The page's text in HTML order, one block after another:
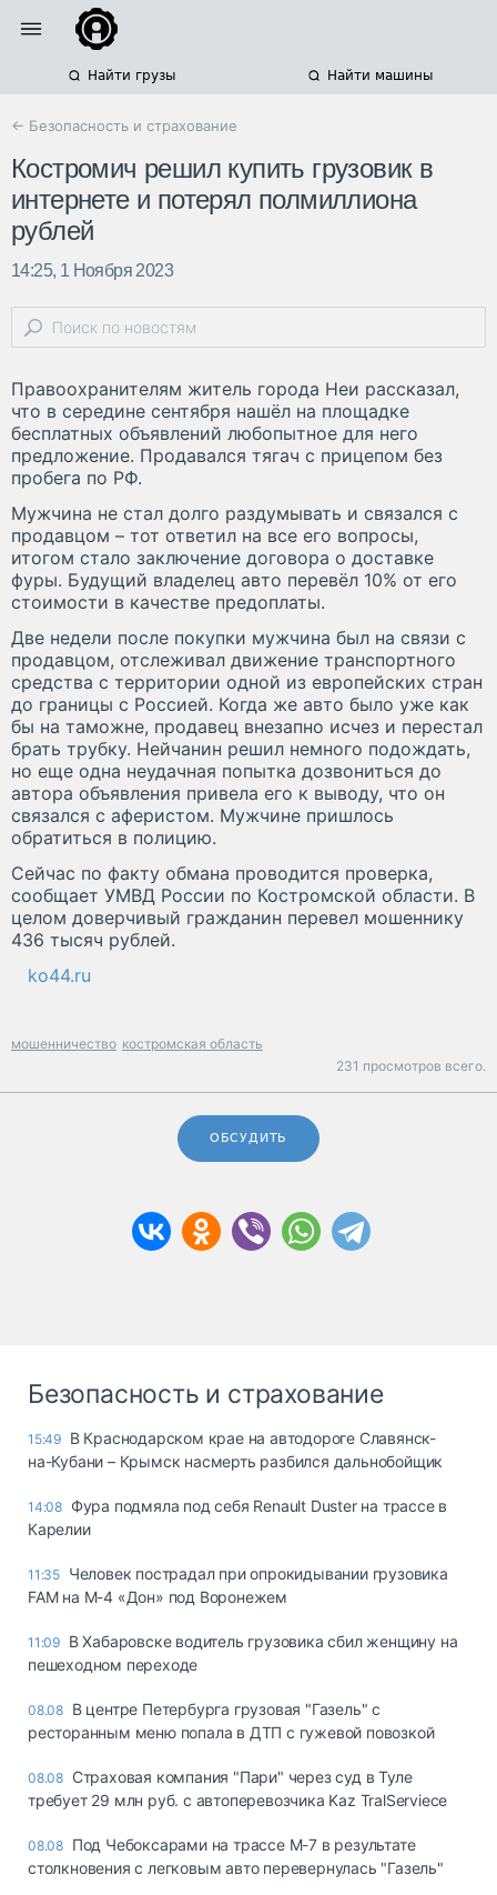
Найти грузы Найти машины
← Безопасность и страхование
Костромич решил купить грузовик в
интернете и потерял полмиллиона
рублей
14:25, 1 Ноября 2023
Правоохранителям житель города Неи рассказал,
что в середине сентября нашёл на площадке
бесплатных объявлений любопытное для него
предложение. Продавался тягач с прицепом без
пробега по РФ.
Мужчина не стал долго раздумывать и связался с
продавцом – тот ответил на все его вопросы,
итогом стало заключение договора о доставке
фуры. Будущий владелец авто перевёл 10% от его
стоимости в качестве предоплаты.
Две недели после покупки мужчина был на связи с
продавцом, отслеживал движение транспортного
средства с территории одной из европейских стран
до границы с Россией. Когда же авто было уже как
бы на таможне, продавец внезапно исчез и перестал
брать трубку. Нейчанин решил немного подождать,
но еще одна неудачная попытка дозвониться до
автора объявления привела его к выводу, что он
связался с аферистом. Мужчине пришлось
обратиться в полицию.
Сейчас по факту обмана проводится проверка,
сообщает УМВД России по Костромской области. В
целом доверчивый гражданин перевел мошеннику
436 тысяч рублей.
ko44.ru
мошенничество костромская область
231 просмотров всего.
ОБСУДИТЬ
Безопасность и страхование
15:49 В Краснодарском крае на автодороге Славянск-
на-Кубани – Крымск насмерть разбился дальнобойщик
14:08 Фура подмяла под себя Renault Duster на трассе в
Карелии
11:35 Человек пострадал при опрокидывании грузовика
FAM на М-4 «Дон» под Воронежем
11:09 В Хабаровске водитель грузовика сбил женщину на
пешеходном переходе
08.08 В центре Петербурга грузовая "Газель" с
ресторанным меню попала в ДТП с гужевой повозкой
08.08 Страховая компания "Пари" через суд в Туле
требует 29 млн руб. с автоперевозчика Kaz TralServiece
08.08 Под Чебоксарами на трассе М-7 в результате
столкновения с легковым авто перевернулась "Газель"